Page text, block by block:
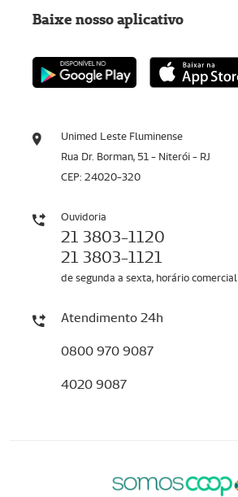
Unimed Leste Fluminense
Rua Dr. Borman, 51 - Niterói - RJ
CEP: 24020-320
Ouvidoria
21 3803-1120
21 3803-1121
de segunda a sexta, horário comercial
Atendimento 24h
0800 970 9087
4020 9087
Baixe nosso aplicativo